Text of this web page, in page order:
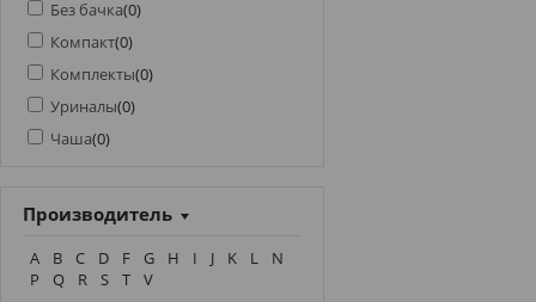
Без бачка(0)
Компакт(0)
Комплекты(0)
Уриналы(0)
Чаша(0)
Производитель
A B C D F G H I J K L
N
P
Q R S T V